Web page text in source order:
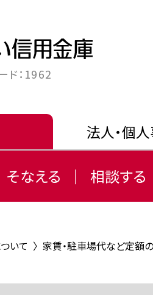
ド：1962
そなえる 相談する
法人・個
いて 〉 家賃・駐車場代など定額